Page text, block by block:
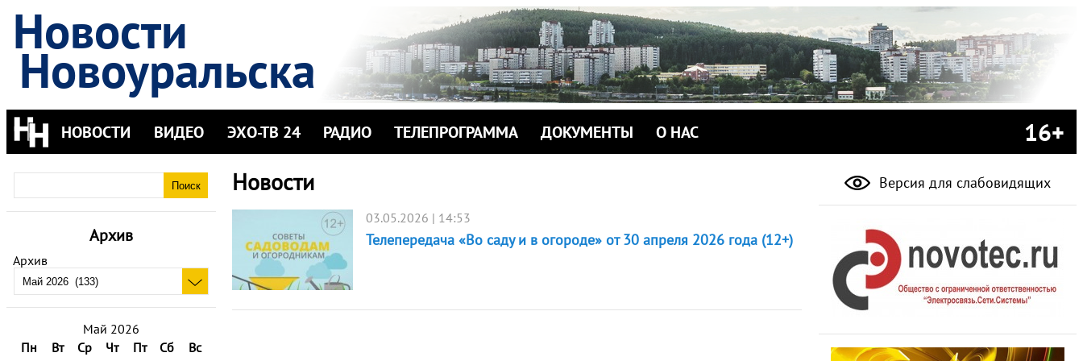
Новости
Новоуральска
НОВОСТИ ВИДЕО ЭХО-ТВ 24 РАДИО ТЕЛЕПРОГРАММА ДОКУМЕНТЫ О НАС 16+
Архив
Архив
Май 2026
Пн
Вт Ср Чт Пт Сб
Вс
Новости
03.05.2026 | 14:53
Телепередача «Во саду и в огороде» от 30 апреля 2026 года (12+)
Версия для слабовидящих